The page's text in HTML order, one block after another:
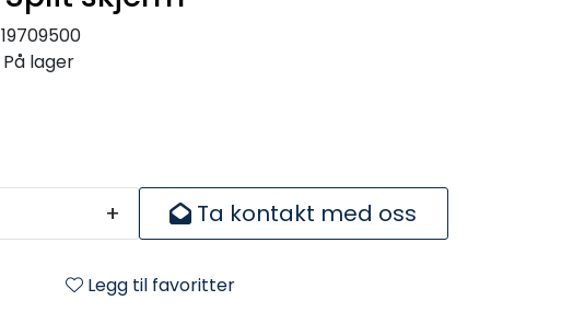
19709500
På lager
+ Ta kontakt med oss
Legg til favoritter